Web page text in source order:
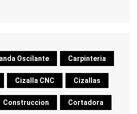
Oscilante Carpinteria
Cizalla CNC Cizallas
Construccion Cortadora